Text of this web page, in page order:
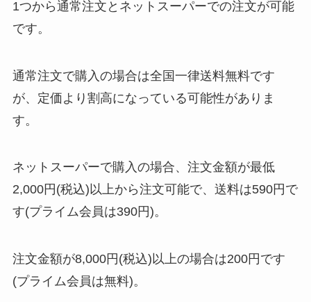
1つから通常注文とネットスーパーでの注文が可能
です。
通常注文で購入の場合は全国一律送料無料です
が、定価より割高になっている可能性がありま
す。
ネットスーパーで購入の場合、注文金額が最低
2,000円(税込)以上から注文可能で、送料は590円で
す(プライム会員は390円)。
注文金額が8,000円(税込)以上の場合は200円です
(プライム会員は無料)。